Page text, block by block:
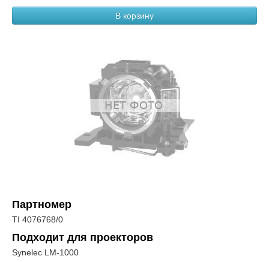
В корзину
Партномер
TI 4076768/0
Подходит для проекторов
Synelec LM-1000